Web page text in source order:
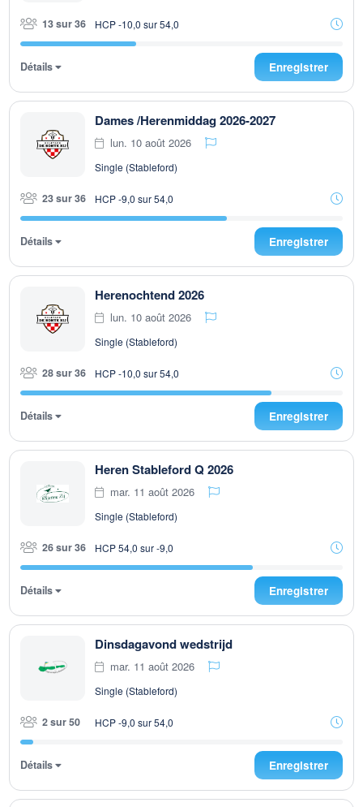
13 sur 36 HCP -10,0 sur 54,0
Détails Enregistrer
Dames /Herenmiddag 2026-2027
lun. 10 août 2026
Single (Stableford)
23 sur 36 HCP -9,0 sur 54,0
Détails Enregistrer
Herenochtend 2026
lun. 10 août 2026
Single (Stableford)
28 sur 36 HCP -10,0 sur 54,0
Détails Enregistrer
Heren Stableford Q 2026
mar. 11 août 2026
Single (Stableford)
26 sur 36 HCP 54,0 sur -9,0
Détails Enregistrer
Dinsdagavond wedstrijd
mar. 11 août 2026
Single (Stableford)
2 sur 50 HCP -9,0 sur 54,0
Détails Enregistrer